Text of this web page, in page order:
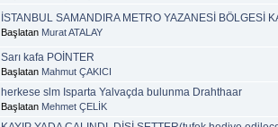
İSTANBUL SAMANDIRA METRO YAZANESİ BÖLGESİ
Başlatan Murat ATALAY
Sarı kafa POİNTER
Başlatan Mahmut ÇAKICI
herkese slm Isparta Yalvaçda bulunma Drahthaar
Başlatan Mehmet ÇELİK